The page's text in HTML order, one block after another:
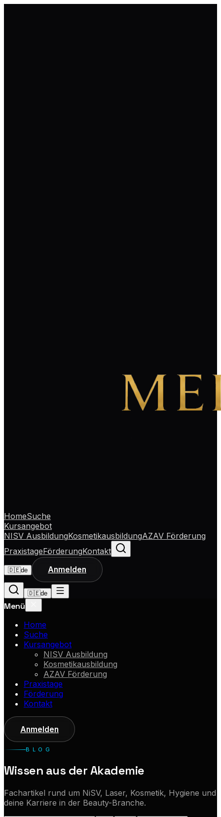
HomeSuche
Kursangebot
NISV AusbildungKosmetikausbildungAZAV Förderung
PraxistageFörderungKontakt
🇩🇪de Anmelden
🇩🇪de
Menü
Home
Suche
Kursangebot
NISV Ausbildung
Kosmetikausbildung
AZAV Förderung
Praxistage
Förderung
Kontakt
Anmelden
BLOG
Wissen aus der Akademie
Fachartikel rund um NiSV, Laser, Kosmetik, Hygiene und
deine Karriere in der Beauty-Branche.